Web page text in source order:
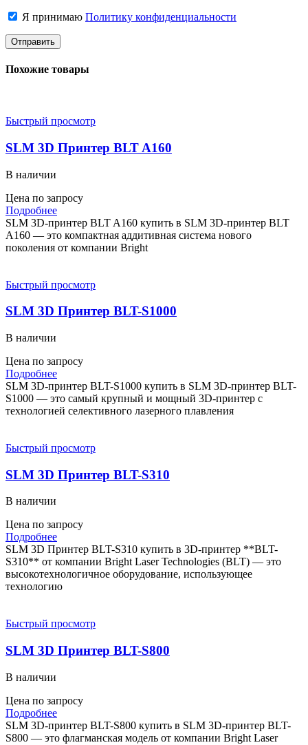
Я принимаю Политику конфиденциальности
Похожие товары
Быстрый просмотр
SLM 3D Принтер BLT A160
В наличии
Цена по запросу
Подробнее
SLM 3D-принтер BLT A160 купить в SLM 3D-принтер BLT
A160 — это компактная аддитивная система нового
поколения от компании Bright
Быстрый просмотр
SLM 3D Принтер BLT-S1000
В наличии
Цена по запросу
Подробнее
SLM 3D-принтер BLT-S1000 купить в SLM 3D-принтер BLT-
S1000 — это самый крупный и мощный 3D-принтер с
технологией селективного лазерного плавления
Быстрый просмотр
SLM 3D Принтер BLT-S310
В наличии
Цена по запросу
Подробнее
SLM 3D Принтер BLT-S310 купить в 3D-принтер **BLT-
S310** от компании Bright Laser Technologies (BLT) — это
высокотехнологичное оборудование, использующее
технологию
Быстрый просмотр
SLM 3D Принтер BLT-S800
В наличии
Цена по запросу
Подробнее
SLM 3D-принтер BLT-S800 купить в SLM 3D-принтер BLT-
S800 — это флагманская модель от компании Bright Laser